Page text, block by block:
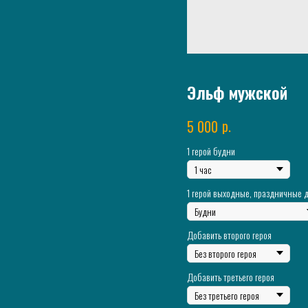
Эльф мужской
5 000 р.
1 герой будни
1 герой выходные, праздничные
Добавить второго героя
Добавить третьего героя